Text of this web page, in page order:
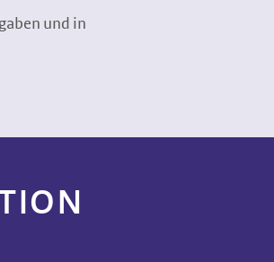
und in